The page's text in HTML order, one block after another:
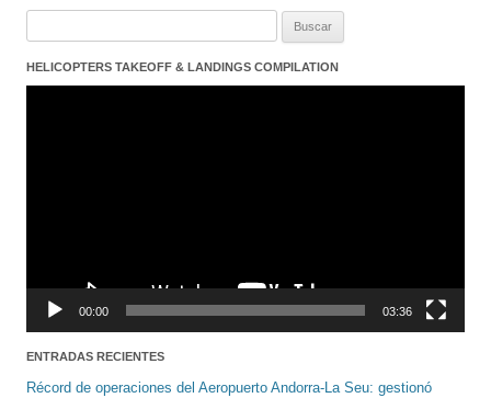
HELICOPTERS TAKEOFF & LANDINGS COMPILATION
00:00 03:36
ENTRADAS RECIENTES
Récord de operaciones del Aeropuerto Andorra-La Seu: gestionó